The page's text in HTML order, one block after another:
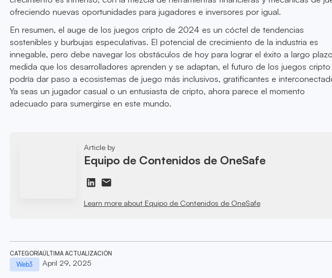
ofreciendo nuevas oportunidades para jugadores e inversores por igual.
En resumen, el auge de los juegos cripto de 2024 es un cóctel de tendencias
sostenibles y burbujas especulativas. El potencial de crecimiento de la industria es
innegable, pero debe navegar los obstáculos de hoy para lograr el éxito a largo
medida que los desarrolladores aprenden y se adaptan, el futuro de los juegos cripto
podría dar paso a ecosistemas de juego más inclusivos, gratificantes e
Ya seas un jugador casual o un entusiasta de cripto, ahora parece el momento
adecuado para sumergirse en este mundo.
Article by
Equipo de Contenidos de OneSafe
Learn more about Equipo de Contenidos de OneSafe
CATEGORÍA
Web3
ÚLTIMA ACTUALIZACIÓN
April 29, 2025